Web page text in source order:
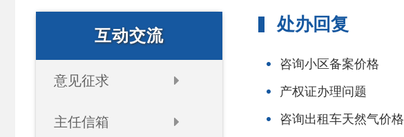
互动交流
意见征求
主任信箱
处办回复
咨询小区备案价格
产权证办理问题
咨询出租车天然气价格